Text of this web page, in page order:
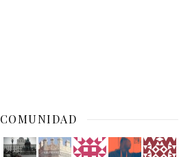
COMUNIDAD